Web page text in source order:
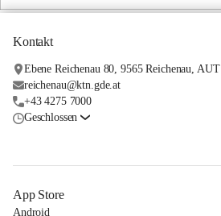
Kontakt
Ebene Reichenau 80, 9565 Reichenau, AUT
reichenau@ktn.gde.at
+43 4275 7000
Geschlossen
App Store
Android